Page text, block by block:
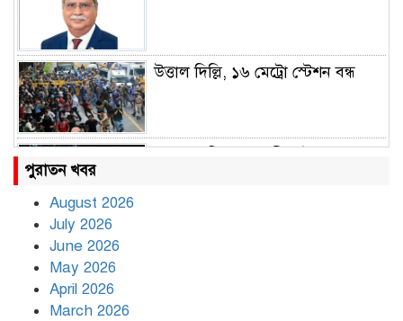
উত্তাল দিল্লি, ১৬ মেট্রো স্টেশন বন্ধ
পুরাতন খবর
August 2026
July 2026
June 2026
May 2026
April 2026
March 2026